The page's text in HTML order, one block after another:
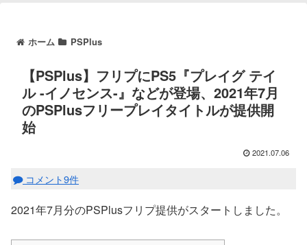
ホーム PSPlus
【PSPlus】フリプにPS5『プレイグ テイ
ル -イノセンス-』などが登場、2021年7月
のPSPlusフリープレイタイトルが提供開
始
2021.07.06
コメント9件
2021年7月分のPSPlusフリプ提供がスタートしました。